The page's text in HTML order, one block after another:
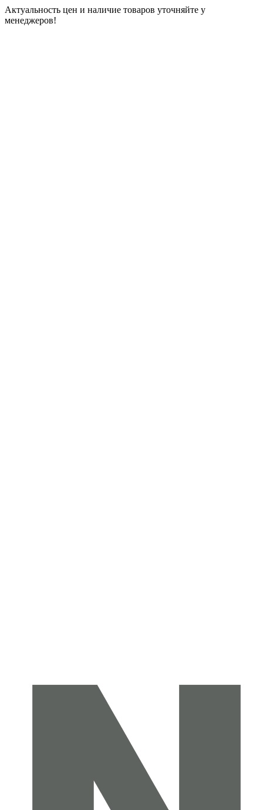
Актуальность цен и наличие товаров уточняйте у
менеджеров!